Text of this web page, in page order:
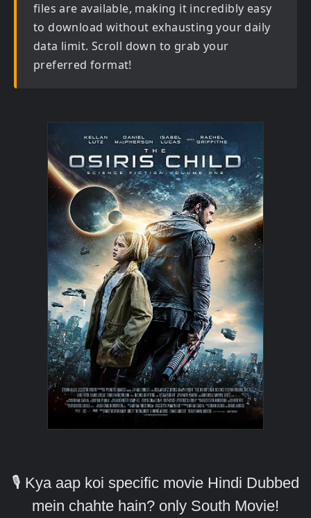
files are available, making it incredibly easy
to download without exhausting your daily
data limit. Scroll down to grab your
preferred format!
🎙️ Kya aap koi specific movie Hindi Dubbed
mein chahte hain? only South Movie!